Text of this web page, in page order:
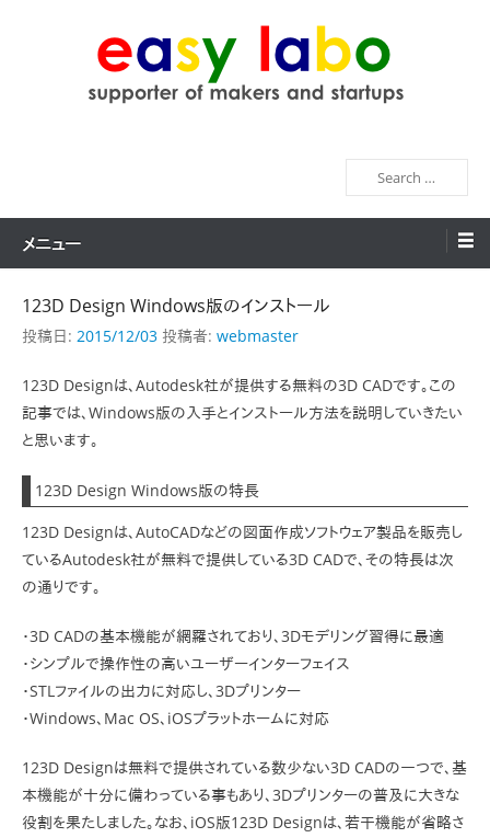
検
索
メニュー
123D Design Windows版のインストール
投稿日: 2015/12/03 投稿者: webmaster
123D Designは、Autodesk社が提供する無料の3D CADです。この
記事では、Windows版の入手とインストール方法を説明していきたい
と思います。
123D Design Windows版の特長
123D Designは、AutoCADなどの図面作成ソフトウェア製品を販売し
ているAutodesk社が無料で提供している3D CADで、その特長は次
の通りです。
・3D CADの基本機能が網羅されており、3Dモデリング習得に最適
・シンプルで操作性の高いユーザーインターフェイス
・STLファイルの出力に対応し、3Dプリンター
・Windows、Mac OS、iOSプラットホームに対応
123D Designは無料で提供されている数少ない3D CADの一つで、基
本機能が十分に備わっている事もあり、3Dプリンターの普及に大きな
役割を果たしました。なお、iOS版123D Designは、若干機能が省略さ